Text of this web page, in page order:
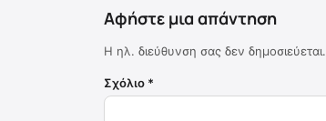
Αφήστε μια απάντηση
Η ηλ. διεύθυνση σας δεν δημοσιεύεται.
Σχόλιο *